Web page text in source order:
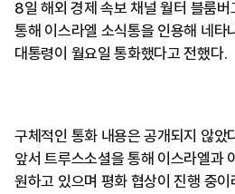
8일 해외 경제 속보 채널 월터 블룸버
통해 이스라엘 소식통을 인용해 네타
대통령이 월요일 통화했다고 전했다.
구체적인 통화 내용은 공개되지 않았
앞서 트루스소셜을 통해 이스라엘과
원하고 있으며 평화 협상이 진행 중이